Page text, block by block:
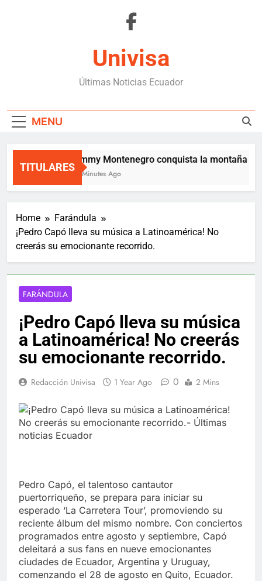
Univisa
Últimas Noticias Ecuador
MENU
TITULARES
Jimmy Montenegro conquista la montaña en
12 Minutes Ago
Home
Farándula
¡Pedro Capó lleva su música a Latinoamérica! No
creerás su emocionante recorrido.
FARÁNDULA
¡Pedro Capó lleva su música
a Latinoamérica! No creerás
su emocionante recorrido.
Redacción Univisa 1 Year Ago 0 2 Mins
Pedro Capó, el talentoso cantautor
puertorriqueño, se prepara para iniciar su
esperado ‘La Carretera Tour’, promoviendo su
reciente álbum del mismo nombre. Con conciertos
programados entre agosto y septiembre, Capó
deleitará a sus fans en nueve emocionantes
ciudades de Ecuador, Argentina y Uruguay,
comenzando el 28 de agosto en Quito, Ecuador.